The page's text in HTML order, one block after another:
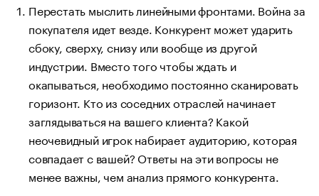
Перестать мыслить линейными фронтами. Война за
покупателя идет везде. Конкурент может ударить
сбоку, сверху, снизу или вообще из другой
индустрии. Вместо того чтобы ждать и
окапываться, необходимо постоянно сканировать
горизонт. Кто из соседних отраслей начинает
заглядываться на вашего клиента? Какой
неочевидный игрок набирает аудиторию, которая
совпадает с вашей? Ответы на эти вопросы не
менее важны, чем анализ прямого конкурента.